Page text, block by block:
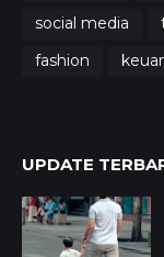
social media
fashion
UPDATE